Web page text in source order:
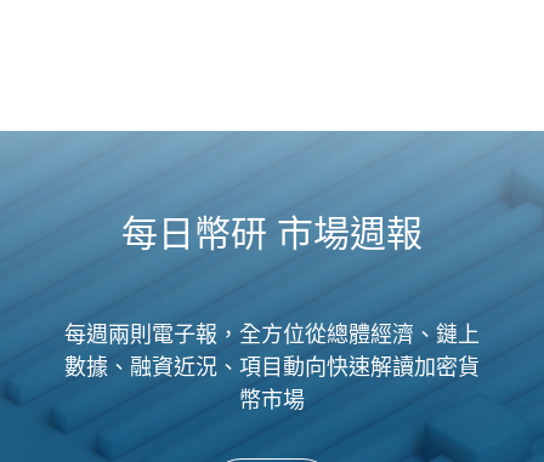
每日幣研 市場週報
每週兩則電子報，全方位從總體經濟、鏈上
數據、融資近況、項目動向快速解讀加密貨
幣市場